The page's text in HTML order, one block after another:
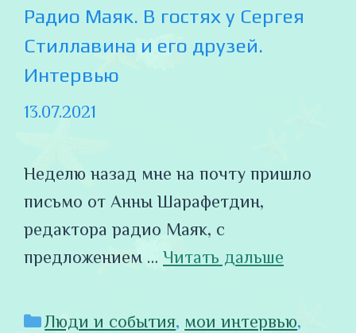
Радио Маяк. В гостях у Сергея
Стиллавина и его друзей.
Интервью
13.07.2021
Неделю назад мне на почту пришло
письмо от Анны Шарафетдин,
редактора радио Маяк, с
предложением … Читать дальше
Рубрики
Люди и события, мои интервью,